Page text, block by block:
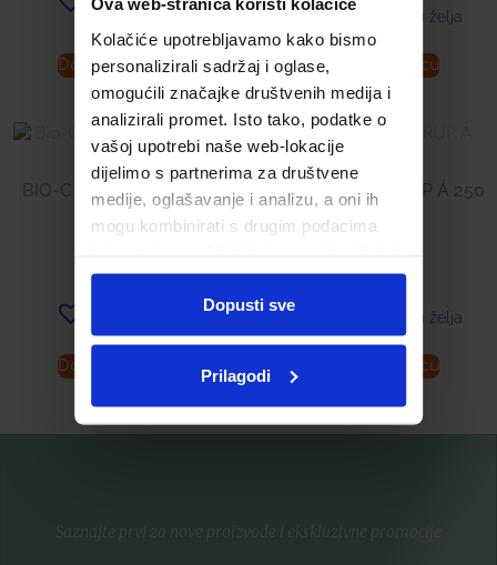
Kolačiće upotrebljavamo kako bismo
personalizirali sadržaj i oglase,
omogućili značajke društvenih medija i
analizirali promet. Isto tako, podatke o
vašoj upotrebi naše web-lokacije
dijelimo s partnerima za društvene
medije, oglašavanje i analizu, a oni ih
mogu kombinirati s drugim podacima
ste upotrebljavali njihove usluge.
Dopusti sve
Prilagodi
Dodaj u listu želja
Dodaj u košaricu
Dodaj u listu želja
Dodaj u košaricu
BIO-C 500 ® TABLETE Á
40
Dodaj u košaricu
ALPENKRAFT SIRUP Á 250
ML
Dodaj u listu želja
Dodaj u košaricu
Saznajte prvi za nove proizvode i ekskluzivne promocije